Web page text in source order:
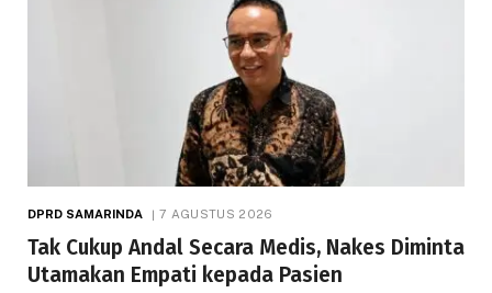
DPRD SAMARINDA 7 AGUSTUS 2026
Tak Cukup Andal Secara Medis, Nakes Diminta
Utamakan Empati kepada Pasien